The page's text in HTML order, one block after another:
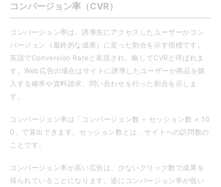
コンバージョン率（CVR）
コンバージョン率は、誘導先にアクセスしたユーザーがコン
バージョン（最終的な成果）に至った割合を示す指標です。
英語でConversion Rateと表現され、略してCVRと呼ばれま
す。Web広告の場合はサイトに誘導したユーザーが商品を購
入する確率や資料請求、問い合わせを行った割合を示しま
す。
コンバージョン率は「コンバージョン数 ÷ セッション数 × 10
0」で算出できます。セッション数とは、サイトへの訪問数の
ことです。
コンバージョン率が高い広告は、少ないクリック数で成果を
得られていることになります。逆にコンバージョン率が低い